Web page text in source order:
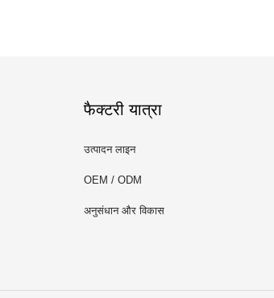
फैक्टरी यात्रा
उत्पादन लाइन
OEM / ODM
अनुसंधान और विकास